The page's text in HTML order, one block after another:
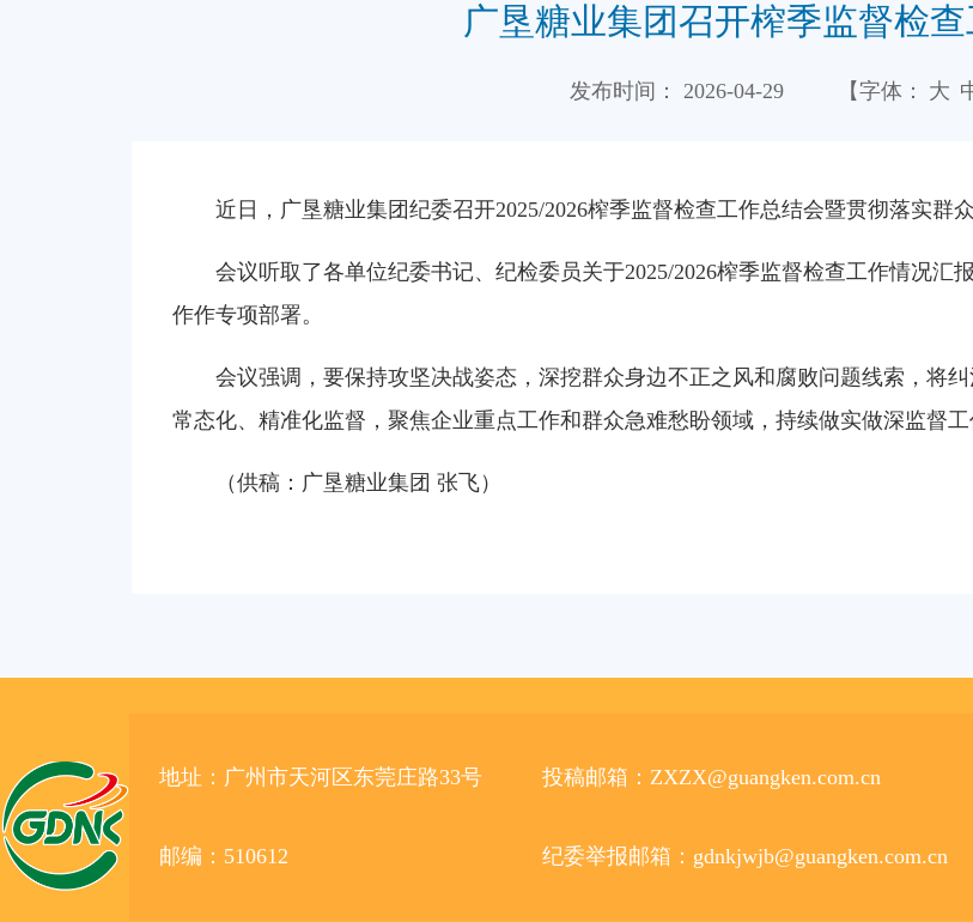
广垦糖业集团召开榨季监督检
发布时间： 2026-04-29 【字体： 大
近日，广垦糖业集团纪委召开2025/2026榨季监督检查工作总结会暨贯彻落实群
会议听取了各单位纪委书记、纪检委员关于2025/2026榨季监督检查工作情况
作作专项部署。
会议强调，要保持攻坚决战姿态，深挖群众身边不正之风和腐败问题线索，将
常态化、精准化监督，聚焦企业重点工作和群众急难愁盼领域，持续做实做深监督工
（供稿：广垦糖业集团 张飞）
地址：广州市天河区东莞庄路33号
邮编：510612
投稿邮箱：ZXZX@guangken.com.cn
纪委举报邮箱：gdnkjwjb@guangken.com.cn